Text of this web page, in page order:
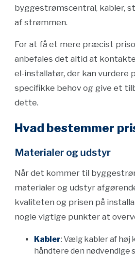
byggestrømscentral, kabler,
af strømmen.
For at få et mere præcist
anbefales det altid at
el-installatør, der kan vurdere
specifikke behov og give et
dette.
Hvad bestemmer
Materialer og udstyr
Når det kommer til
materialer og udstyr
kvaliteten og prisen på
nogle vigtige punkter at
Kabler: Vælg kabler af høj
håndtere den nødvendige